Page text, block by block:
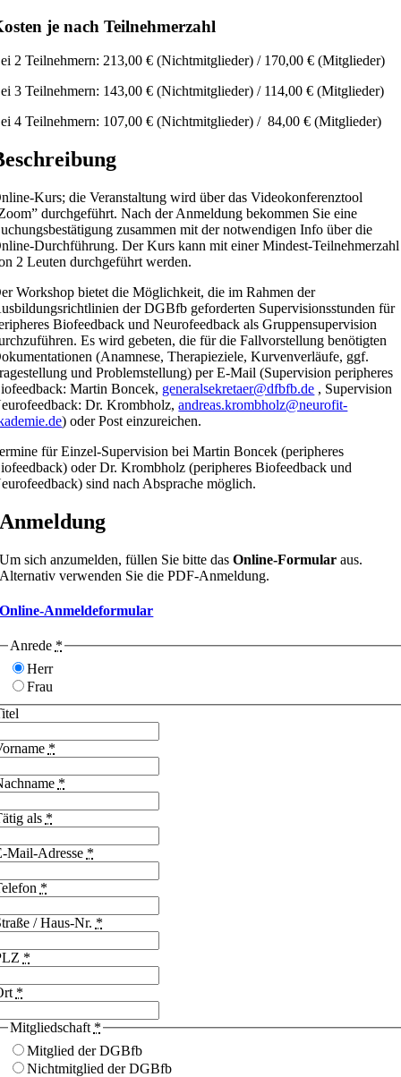
je nach Teilnehmerzahl
2 Teilnehmern: 213,00 € (Nichtmitglieder) / 170,00 € (Mitglieder)
3 Teilnehmern: 143,00 € (Nichtmitglieder) / 114,00 € (Mitglieder)
4 Teilnehmern: 107,00 € (Nichtmitglieder) / 84,00 € (Mitglieder)
Kurs; die Veranstaltung wird über das Videokonferenztool
durchgeführt. Nach der Anmeldung bekommen Sie eine
zusammen mit der notwendigen Info über die
Durchführung. Der Kurs kann mit einer Mindest-Teilnehmerzahl
2 Leuten durchgeführt werden.
Workshop bietet die Möglichkeit, die im Rahmen der
der DGBfb geforderten Supervisionsstunden für
Biofeedback und Neurofeedback als Gruppensupervision
Es wird gebeten, die für die Fallvorstellung benötigten
(Anamnese, Therapieziele, Kurvenverläufe, ggf.
und Problemstellung) per E-Mail (Supervision peripheres
Martin Boncek, generalsekretaer@dfbfb.de , Supervision
Dr. Krombholz,andreas.krombholz@neurofit-
) oder Post einzureichen.
für Einzel-Supervision bei Martin Boncek (peripheres
oder Dr. Krombholz (peripheres Biofeedback und
sind nach Absprache möglich.
Anmeldung
Um sich anzumelden, füllen Sie bitte dasOnline-Formular aus.
Alternativ verwenden Sie die PDF-Anmeldung.
Online-Anmeldeformular
Anrede *
Herr
Frau
*
*
als *
Mail-Adresse *
*
/ Haus-Nr. *
*
*
Mitgliedschaft *
Mitglied der DGBfb
Nichtmitglied der DGBfb